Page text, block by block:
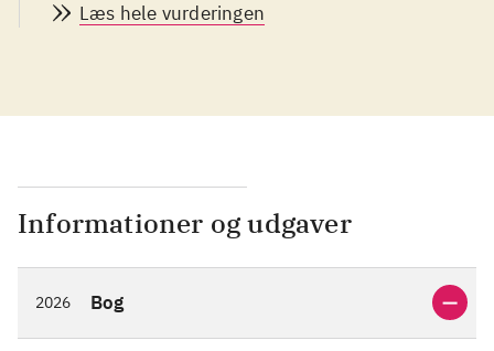
barndomsnemesis, Sebastian,
kærlighedsromaner.
sine forældre i en bilulykke,
står hun alene med ansvaret for
sin lillebror. Heldigvis tager
den ældre Lavinia Thorndyke
dem under sine vinger og giver
dem et hjem. Efter Lavinias død
Læs hele vurderingen
Informationer og udgaver
2026 Bog